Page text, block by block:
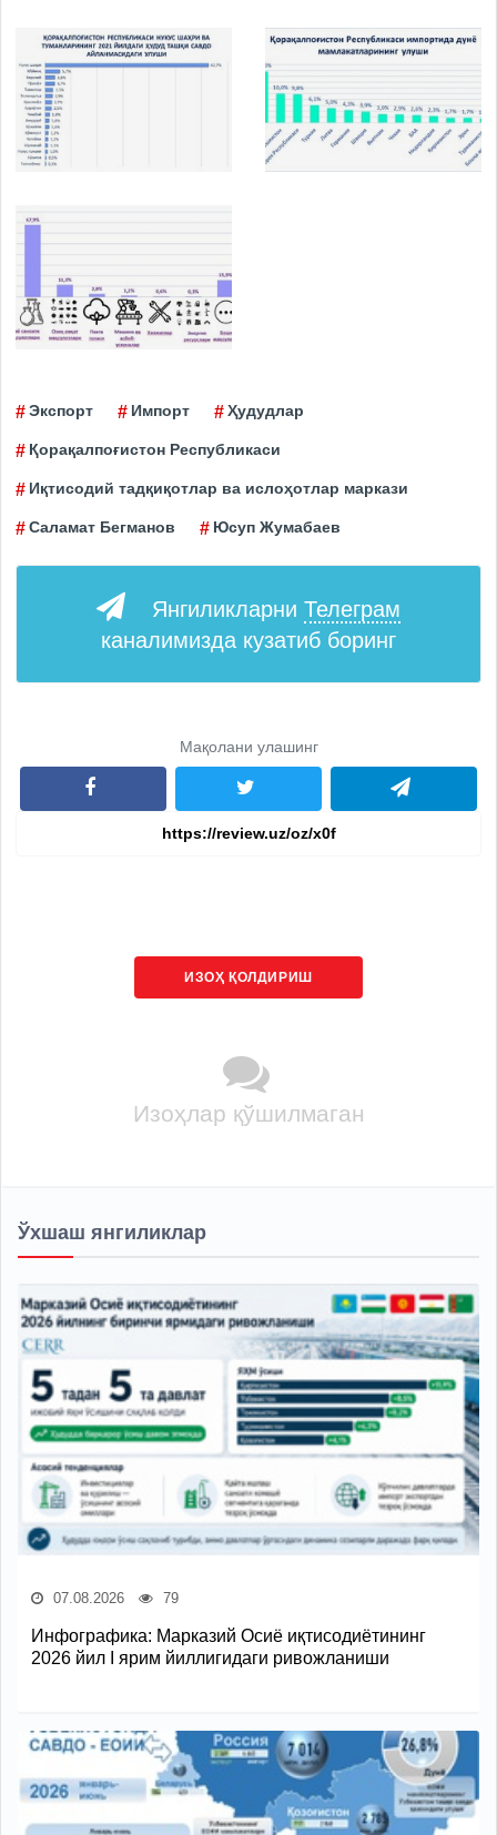
Экспорт Импорт Ҳудудлар
Қорақалпоғистон Республикаси
Иқтисодий тадқиқотлар ва ислоҳотлар маркази
Саламат Бегманов Юсуп Жумабаев
Янгиликларни Телеграм
каналимизда кузатиб боринг
Мақолани улашинг
ИЗОҲ ҚОЛДИРИШ
Изоҳлар қўшилмаган
Ўхшаш янгиликлар
07.08.2026 79
Инфографика: Марказий Осиё иқтисодиётининг
2026 йил I ярим йиллигидаги ривожланиши